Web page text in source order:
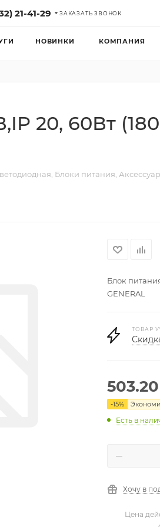
21-41-29 ЗАКАЗАТЬ ЗВОНОК
НОВИНКИ КОМПАНИЯ
20, 60Вт
Блоки питания,
Блок
GENERAL
ТОВАР
503.20
-15%
Есть в
Хочу в
Цена